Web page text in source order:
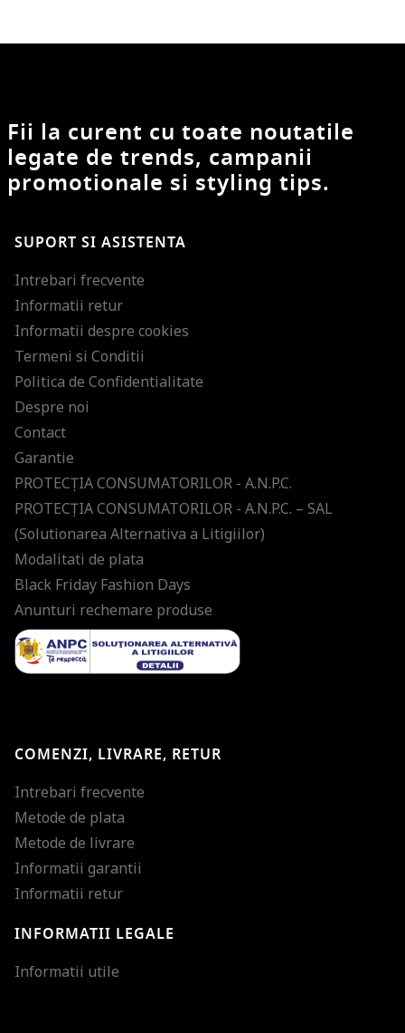
Fii la curent cu toate noutatile
legate de trends, campanii
promotionale si styling tips.
SUPORT SI ASISTENTA
Intrebari frecvente
Informatii retur
Informatii despre cookies
Termeni si Conditii
Politica de Confidentialitate
Despre noi
Contact
Garantie
PROTECŢIA CONSUMATORILOR - A.N.P.C.
PROTECŢIA CONSUMATORILOR - A.N.P.C. – SAL
(Solutionarea Alternativa a Litigiilor)
Modalitati de plata
Black Friday Fashion Days
Anunturi rechemare produse
COMENZI, LIVRARE, RETUR
Intrebari frecvente
Metode de plata
Metode de livrare
Informatii garantii
Informatii retur
INFORMATII LEGALE
Informatii utile